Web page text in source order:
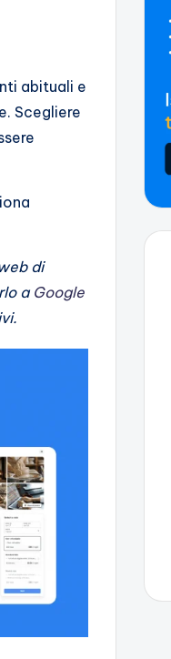
abituali e
Scegliere
di
a Google